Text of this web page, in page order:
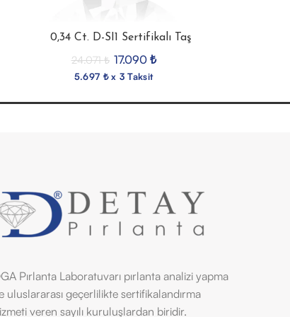
0,34 Ct. D-SI1 Sertifikalı Taş
24.071₺ 17.090 ₺
5.697 ₺ x 3 Taksit
Pırlanta Laboratuvarı pırlanta analizi yapma
uluslararası geçerlilikte sertifikalandırma
veren sayılı kuruluşlardan biridir.